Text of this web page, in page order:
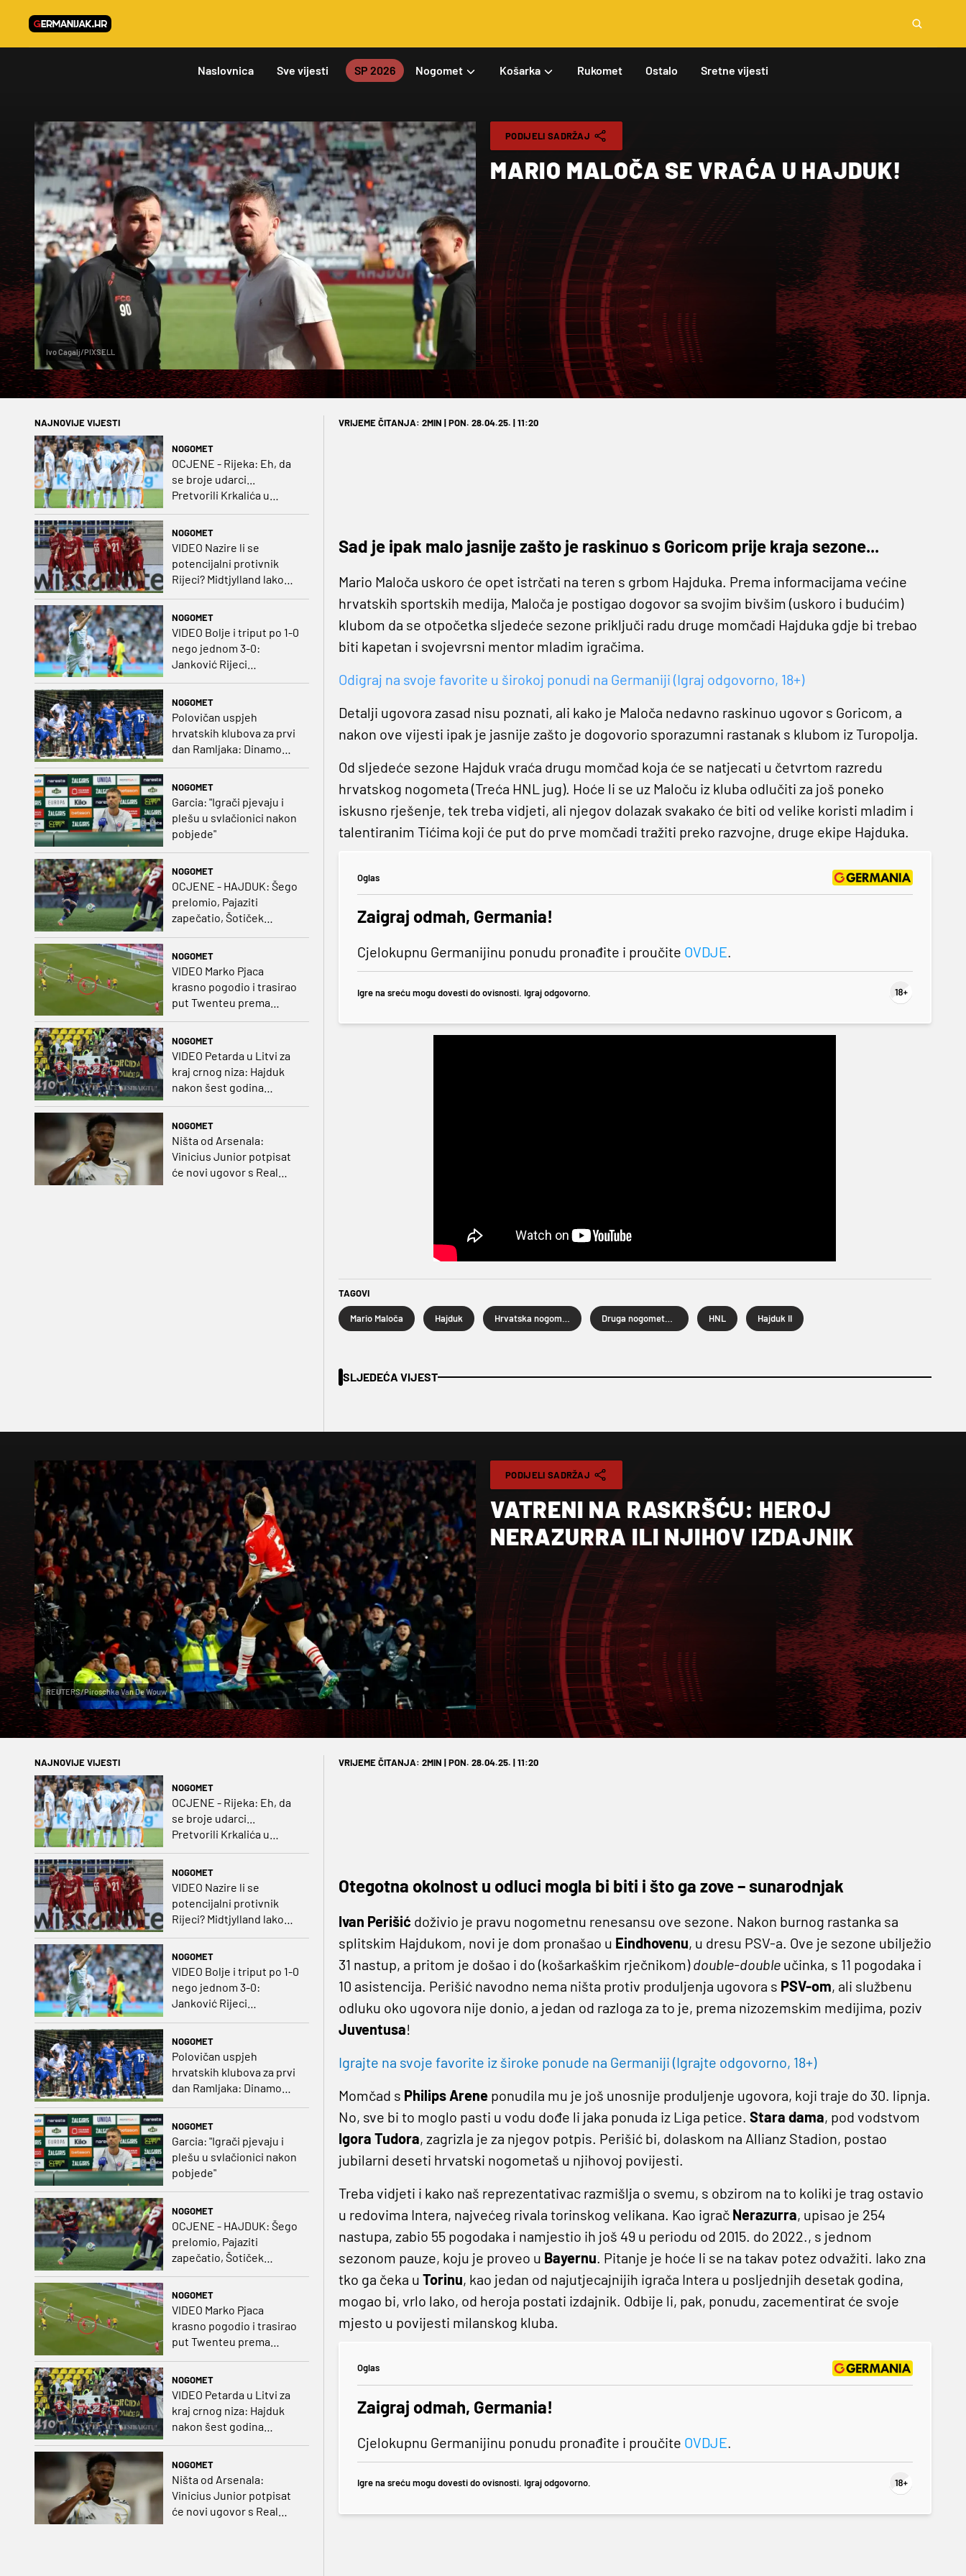
Naslovnica Sve vijesti SP 2026 Nogomet Košarka Rukomet Ostalo Sretne vijesti
Ivo Cagalj/PIXSELL
PODIJELI SADRŽAJ
MARIO MALOČA SE VRAĆA U HAJDUK!
NAJNOVIJE VIJESTI
NOGOMET
OCJENE - Rijeka: Eh, da
se broje udarci...
Pretvorili Krkalića u
NOGOMET
VIDEO Nazire li se
potencijalni protivnik
Rijeci? Midtjylland lako
NOGOMET
VIDEO Bolje i triput po 1-0
nego jednom 3-0:
Janković Rijeci
projektilom donio slavlje
protivnika
NOGOMET
Polovičan uspjeh
hrvatskih klubova za prvi
dan Ramljaka: Dinamo
poražen od Juventusa,
NOGOMET
Garcia: "Igrači pjevaju i
plešu u svlačionici nakon
pobjede"
NOGOMET
OCJENE - HAJDUK: Šego
prelomio, Pajaziti
zapečatio, Šotiček
NOGOMET
VIDEO Marko Pjaca
krasno pogodio i trasirao
put Twenteu prema
važnoj pobjedi
NOGOMET
VIDEO Petarda u Litvi za
kraj crnog niza: Hajduk
nakon šest godina
NOGOMET
Ništa od Arsenala:
Vinicius Junior potpisat
će novi ugovor s Real
VRIJEME ČITANJA: 2MIN | PON. 28.04.25. | 11:20
Sad je ipak malo jasnije zašto je raskinuo s Goricom prije kraja sezone...
Mario Maloča uskoro će opet istrčati na teren s grbom Hajduka. Prema informacijama većine
hrvatskih sportskih medija, Maloča je postigao dogovor sa svojim bivšim (uskoro i budućim)
klubom da se otpočetka sljedeće sezone priključi radu druge momčadi Hajduka gdje bi trebao
biti kapetan i svojevrsni mentor mladim igračima.
Odigraj na svoje favorite u širokoj ponudi na Germaniji (Igraj odgovorno, 18+)
Detalji ugovora zasad nisu poznati, ali kako je Maloča nedavno raskinuo ugovor s Goricom, a
nakon ove vijesti ipak je jasnije zašto je dogovorio sporazumni rastanak s klubom iz Turopolja.
Od sljedeće sezone Hajduk vraća drugu momčad koja će se natjecati u četvrtom razredu
hrvatskog nogometa (Treća HNL jug). Hoće li se uz Maloču iz kluba odlučiti za još poneko
iskusno rješenje, tek treba vidjeti, ali njegov dolazak svakako će biti od velike koristi mladim i
talentiranim Tićima koji će put do prve momčadi tražiti preko razvojne, druge ekipe Hajduka.
Oglas
Zaigraj odmah, Germania!
Cjelokupnu Germanijinu ponudu pronađite i proučite OVDJE.
Igre na sreću mogu dovesti do ovisnosti. Igraj odgovorno.
TAGOVI
Mario Maloča Hajduk Hrvatska nogometna liga Druga nogometna liga HNL Hajduk II
SLJEDEĆA VIJEST
REUTERS/Piroschka Van De Wouw
PODIJELI SADRŽAJ
VATRENI NA RASKRŠĆU: HEROJ
NERAZURRA ILI NJIHOV IZDAJNIK
NAJNOVIJE VIJESTI
NOGOMET
OCJENE - Rijeka: Eh, da
se broje udarci...
Pretvorili Krkalića u
junaka, a izlet na uzvrat u
NOGOMET
VIDEO Nazire li se
potencijalni protivnik
Rijeci? Midtjylland lako
NOGOMET
VIDEO Bolje i triput po 1-0
nego jednom 3-0:
Janković Rijeci
protivnika
NOGOMET
Polovičan uspjeh
hrvatskih klubova za prvi
dan Ramljaka: Dinamo
NOGOMET
Garcia: "Igrači pjevaju i
plešu u svlačionici nakon
pobjede"
NOGOMET
OCJENE - HAJDUK: Šego
prelomio, Pajaziti
zapečatio, Šotiček
NOGOMET
VIDEO Marko Pjaca
krasno pogodio i trasirao
put Twenteu prema
NOGOMET
VIDEO Petarda u Litvi za
kraj crnog niza: Hajduk
nakon šest godina
pobijedio na europskom
NOGOMET
Ništa od Arsenala:
Vinicius Junior potpisat
će novi ugovor s Real
VRIJEME ČITANJA: 2MIN | PON. 28.04.25. | 11:20
Otegotna okolnost u odluci mogla bi biti i što ga zove – sunarodnjak
Ivan Perišić doživio je pravu nogometnu renesansu ove sezone. Nakon burnog rastanka sa
splitskim Hajdukom, novi je dom pronašao u Eindhovenu, u dresu PSV-a. Ove je sezone ubilježio
31 nastup, a pritom je došao i do (košarkaškim rječnikom)double-doubleučinka, s 11 pogodaka i
10 asistencija. Perišić navodno nema ništa protiv produljenja ugovora s PSV-om, ali službenu
odluku oko ugovora nije donio, a jedan od razloga za to je, prema nizozemskim medijima, poziv
Juventusa!
Igrajte na svoje favorite iz široke ponude na Germaniji (Igrajte odgovorno, 18+)
Momčad s Philips Arene ponudila mu je još unosnije produljenje ugovora, koji traje do 30. lipnja.
No, sve bi to moglo pasti u vodu dođe li jaka ponuda iz Liga petice. Stara dama, pod vodstvom
Igora Tudora, zagrizla je za njegov potpis. Perišić bi, dolaskom na Allianz Stadion, postao
jubilarni deseti hrvatski nogometaš u njihovoj povijesti.
Treba vidjeti i kako naš reprezentativac razmišlja o svemu, s obzirom na to koliki je trag ostavio
u redovima Intera, najvećeg rivala torinskog velikana. Kao igrač Nerazurra, upisao je 254
nastupa, zabio 55 pogodaka i namjestio ih još 49 u periodu od 2015. do 2022., s jednom
sezonom pauze, koju je proveo u Bayernu . Pitanje je hoće li se na takav potez odvažiti. Iako zna
tko ga čeka u Torinu, kao jedan od najutjecajnijih igrača Intera u posljednjih desetak godina,
mogao bi, vrlo lako, od heroja postati izdajnik. Odbije li, pak, ponudu, zacementirat će svoje
mjesto u povijesti milanskog kluba.
Oglas
Zaigraj odmah, Germania!
Cjelokupnu Germanijinu ponudu pronađite i proučite OVDJE
Igre na sreću mogu dovesti do ovisnosti. Igraj odgovorno.